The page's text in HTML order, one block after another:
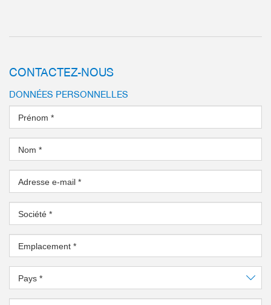
CONTACTEZ-NOUS
DONNÉES PERSONNELLES
Prénom *
Nom *
Adresse e-mail *
Société *
Emplacement *
Pays *